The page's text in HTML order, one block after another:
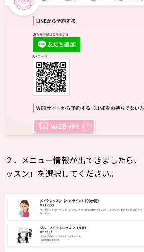
２．メニュー情報が出てきましたら
ッスン」を選択してください。